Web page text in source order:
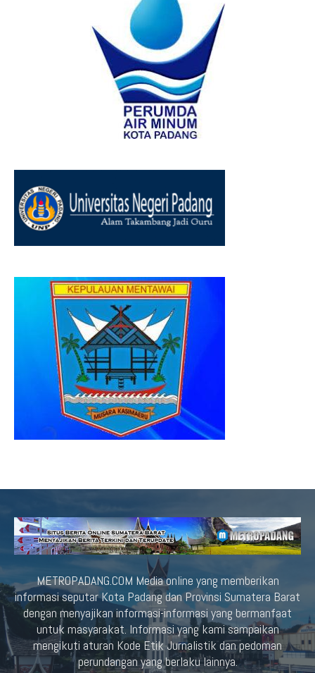
METROPADANG.COM Media online yang memberikan
informasi seputar Kota Padang dan Provinsi Sumatera Barat
dengan menyajikan informasi-informasi yang bermanfaat
untuk masyarakat. Informasi yang kami sampaikan
mengikuti aturan Kode Etik Jurnalistik dan pedoman
perundangan yang berlaku lainnya.